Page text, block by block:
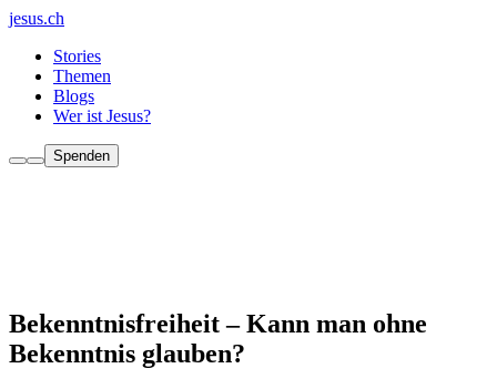
jesus.ch
Stories
Themen
Blogs
Wer ist Jesus?
Spenden
Bekenntnisfreiheit – Kann man ohne
Bekenntnis glauben?